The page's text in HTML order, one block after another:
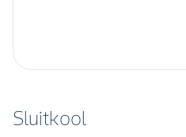
Sluitkool